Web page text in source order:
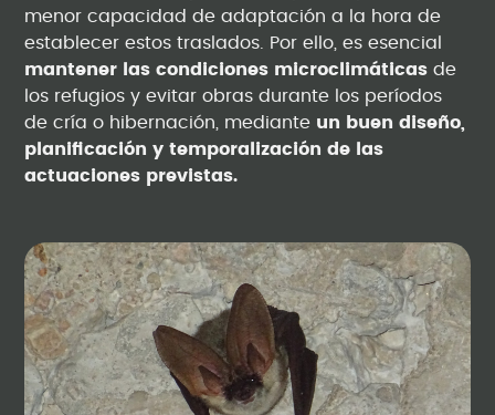
menor capacidad de adaptación a la hora de
establecer estos traslados. Por ello, es esencial
mantener las condiciones microclimáticas de
los refugios y evitar obras durante los períodos
de cría o hibernación, mediante un buen diseño,
planificación y temporalización de las
actuaciones previstas.